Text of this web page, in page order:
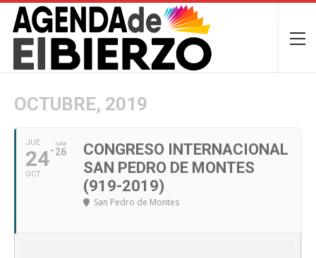
OCTUBRE, 2019
JUE
24
OCT
SÁB
26
CONGRESO INTERNACIONAL
SAN PEDRO DE MONTES
(919-2019)
San Pedro de Montes